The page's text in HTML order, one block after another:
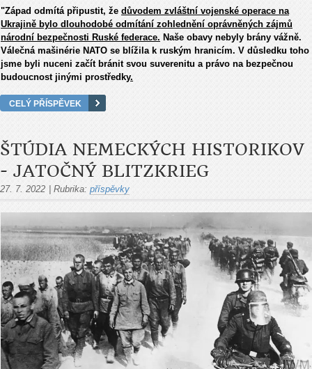
"Západ odmítá připustit, že důvodem zvláštní vojenské operace na
Ukrajině bylo dlouhodobé odmítání zohlednění oprávněných zájmů
národní bezpečnosti Ruské federace. Naše obavy nebyly brány vážně.
Válečná mašinérie NATO se blížila k ruským hranicím. V důsledku toho
jsme byli nuceni začít bránit svou suverenitu a právo na bezpečnou
budoucnost jinými prostředky.
CELÝ PŘÍSPĚVEK
ŠTÚDIA NEMECKÝCH HISTORIKOV
- JATOČNÝ BLITZKRIEG
27. 7. 2022 Rubrika: příspěvky